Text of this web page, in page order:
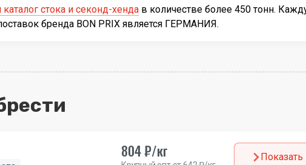
стока и секонд-хенда в количестве более 450 тонн.
бренда BON PRIX является ГЕРМАНИЯ.
804 ₽/кг